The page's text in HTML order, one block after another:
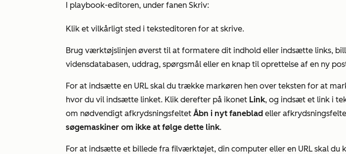
I playbook-editoren, under fanen Skriv:
Klik et vilkårligt sted i teksteditoren for at skrive.
Brug værktøjslinjen øverst til at formatere dit indhold eller indsætte links,
vidensdatabasen, uddrag, spørgsmål eller en knap til oprettelse af en ny
For at indsætte en URL skal du trække markøren hen over teksten for at
hvor du vil indsætte linket. Klik derefter på ikonet Link, og indsæt et link i
om nødvendigt afkrydsningsfeltet Åbn i nyt faneblad eller
søgemaskiner om ikke at følge dette link.
For at indsætte et billede fra filværktøjet, din computer eller en URL skal du